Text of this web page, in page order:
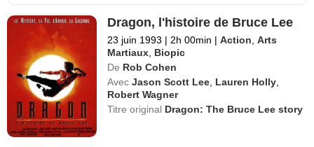
Dragon, l'histoire de Bruce Lee
23 juin 1993 | 2h 00min | Action ,Arts
Martiaux Biopic
De Rob Cohen
Avec Jason Scott Lee Lauren Holly
Robert Wagner
Titre original Dragon: The Bruce Lee story